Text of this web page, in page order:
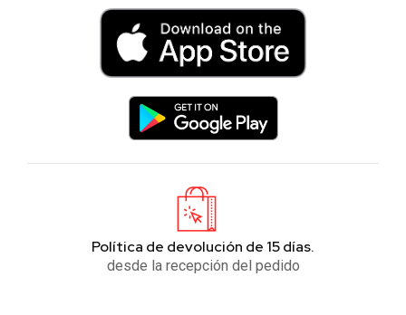
Política de devolución de 15 días.
desde la recepción del pedido